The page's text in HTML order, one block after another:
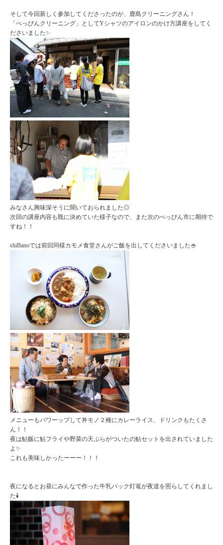
そして今回新しく参加してくださったのが、鹿島クリーニングさん！
「べっぴんクリーニング」としてYシャツのアイロンのかけ方講座をしてく
ださいました✨
みなさん興味深そうに聞いておられました◎
次回の講座内容も既に決めていた様子なので、また次のべっぴん市に期待で
すね！！
shiBanoでは前回同様カモメ食堂さんがご飯を出してくださいました🍚
メニューもパワーップして丼モノ２種にカレーライス、ドリンクもたくさ
ん！！
夜は鮎飯に鮎フライや野菜の天ぷらがついたの鮎セットを出されていました
よ✨
これも美味しかったーーー！！！
夜になるとお昼にみんなで作った牛乳パック灯篭が夜道を照らしてくれまし
た🕯